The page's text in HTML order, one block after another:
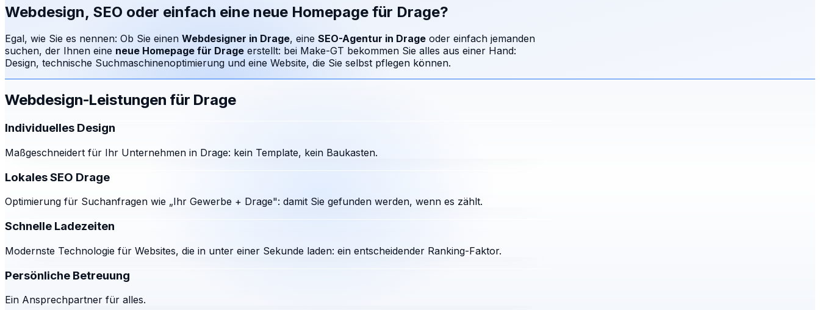
Webdesign, SEO oder einfach eine neue Homepage für Drage?
Egal, wie Sie es nennen: Ob Sie einen Webdesigner in Drage, eine SEO-Agentur in Drage oder einfach jemanden
suchen, der Ihnen eine neue Homepage für Drage erstellt: bei Make-GT bekommen Sie alles aus einer Hand:
Design, technische Suchmaschinenoptimierung und eine Website, die Sie selbst pflegen können.
Webdesign-Leistungen für Drage
Individuelles Design
Maßgeschneidert für Ihr Unternehmen in Drage: kein Template, kein Baukasten.
Lokales SEO Drage
Optimierung für Suchanfragen wie „Ihr Gewerbe + Drage": damit Sie gefunden werden, wenn es zählt.
Schnelle Ladezeiten
Modernste Technologie für Websites, die in unter einer Sekunde laden: ein entscheidender Ranking-Faktor.
Persönliche Betreuung
Ein Ansprechpartner für alles.